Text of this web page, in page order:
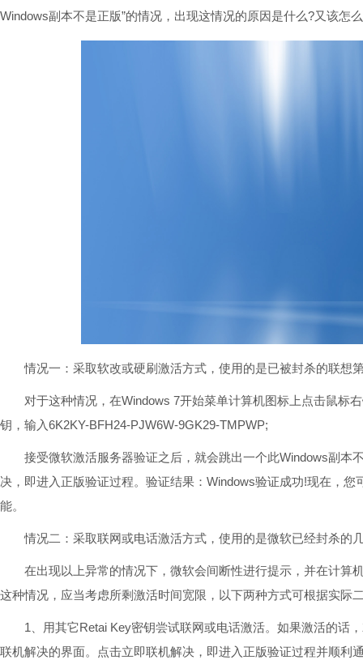
Windows副本不是正版”的情况，出现这情况的原因是什么?又该怎
情况一：采取软改或硬刷激活方式，使用的是已被封杀的联想
对于这种情况，在Windows 7开始菜单计算机图标上点击鼠标
钥，输入6K2KY-BFH24-PJW6W-9GK29-TMPWP;
接受微软激活服务器验证之后，就会跳出一个此Windows副本
决，即进入正版验证过程。验证结果：Windows验证成功!现在，
能。
情况二：采取联网或电话激活方式，使用的是微软已经封杀的
在出现以上异常的情况下，微软会间断性进行提示，并在计算
这种情况，应当考虑所剩激活时间宽限，以下两种方式可根据实际
1、用其它Retai Key密钥尝试联网或电话激活。如果激活的话
联机解决的界面。点击立即联机解决，即进入正版验证过程并顺利